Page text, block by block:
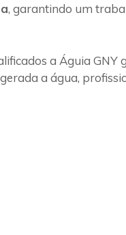
, garantindo um
a Águia GNY
a água,